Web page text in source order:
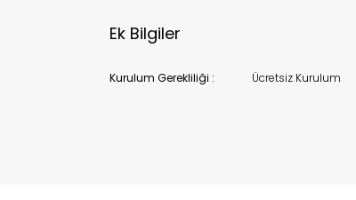
Ek Bilgiler
Kurulum Gerekliliği : Ücretsiz Kurulum